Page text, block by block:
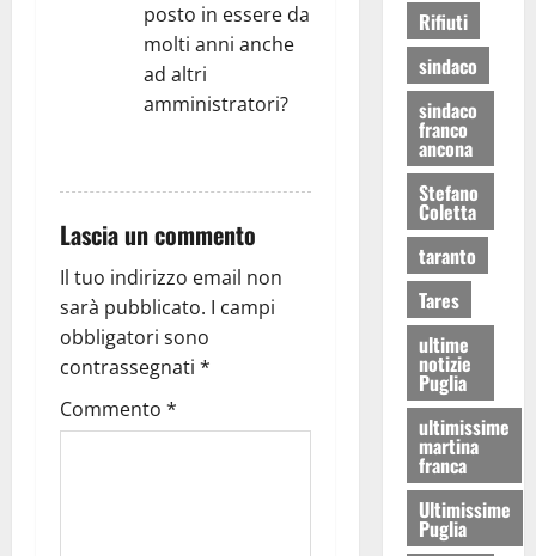
posto in essere da
molti anni anche
ad altri
amministratori?
Lascia un commento
Il tuo indirizzo email non
sarà pubblicato. I campi
obbligatori sono
contrassegnati *
Commento *
Rifiuti
sindaco
sindaco
franco
ancona
Stefano
Coletta
taranto
Tares
ultime
notizie
Puglia
ultimissime
martina
franca
Ultimissime
Puglia